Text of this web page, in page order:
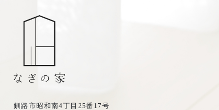
釧路市昭和南4丁目25番17号